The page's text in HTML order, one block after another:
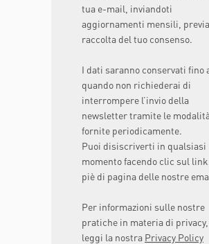
tua e-mail, inviandoti
aggiornamenti mensili, previa
raccolta del tuo consenso.
I dati saranno conservati fino
quando non richiederai di
interrompere l’invio della
newsletter tramite le
fornite periodicamente.
Puoi disiscriverti in qualsiasi
momento facendo clic sul
piè di pagina delle nostre
Per informazioni sulle nostre
pratiche in materia di privacy,
leggi la nostra Privacy Policy